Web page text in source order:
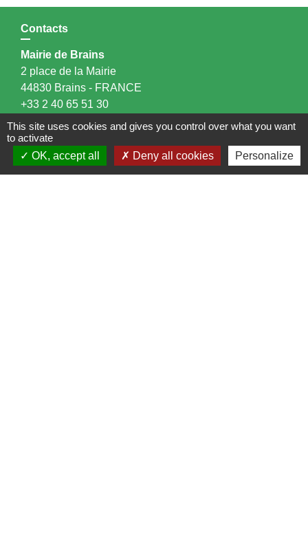
Contacts
Mairie de Brains
2 place de la Mairie
44830 Brains - FRANCE
+33 2 40 65 51 30
Contact par formulaire
Horaires d'ouverture:
This site uses cookies and gives you control over what you want
to activate
OK, accept all
Deny all cookies Personalize